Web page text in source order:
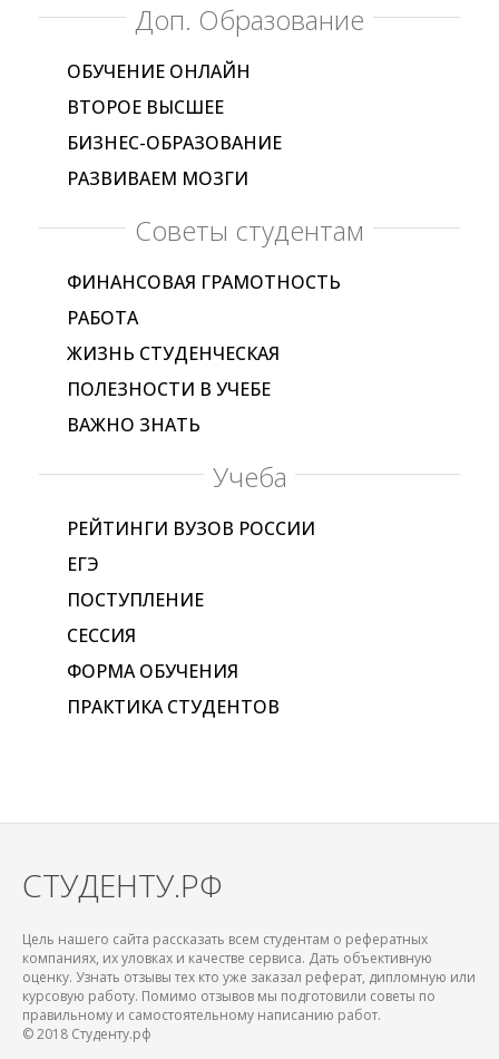
Доп. Образование
ОБУЧЕНИЕ ОНЛАЙН
ВТОРОЕ ВЫСШЕЕ
БИЗНЕС-ОБРАЗОВАНИЕ
РАЗВИВАЕМ МОЗГИ
Советы студентам
ФИНАНСОВАЯ ГРАМОТНОСТЬ
РАБОТА
ЖИЗНЬ СТУДЕНЧЕСКАЯ
ПОЛЕЗНОСТИ В УЧЕБЕ
ВАЖНО ЗНАТЬ
Учеба
РЕЙТИНГИ ВУЗОВ РОССИИ
ЕГЭ
ПОСТУПЛЕНИЕ
СЕССИЯ
ФОРМА ОБУЧЕНИЯ
ПРАКТИКА СТУДЕНТОВ
СТУДЕНТУ.РФ
Цель нашего сайта рассказать всем студентам о рефератных
компаниях, их уловках и качестве сервиса. Дать объективную
оценку. Узнать отзывы тех кто уже заказал реферат, дипломную или
курсовую работу. Помимо отзывов мы подготовили советы по
правильному и самостоятельному написанию работ.
© 2018 Студенту.рф